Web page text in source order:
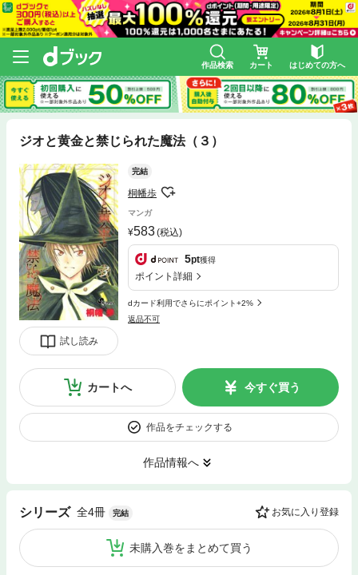
作品検索 カート はじめての方へ
ジオと黄金と禁じられた魔法（３）
試し読み
完結
桐幡歩
マンガ
583(税込)
5pt獲得
ポイント詳細
dカード利用でさらにポイント+2%
返品不可
カートへ 今すぐ買う
作品をチェックする
作品情報へ
シリーズ 全4冊 完結 お気に入り登録
未購入巻をまとめて買う